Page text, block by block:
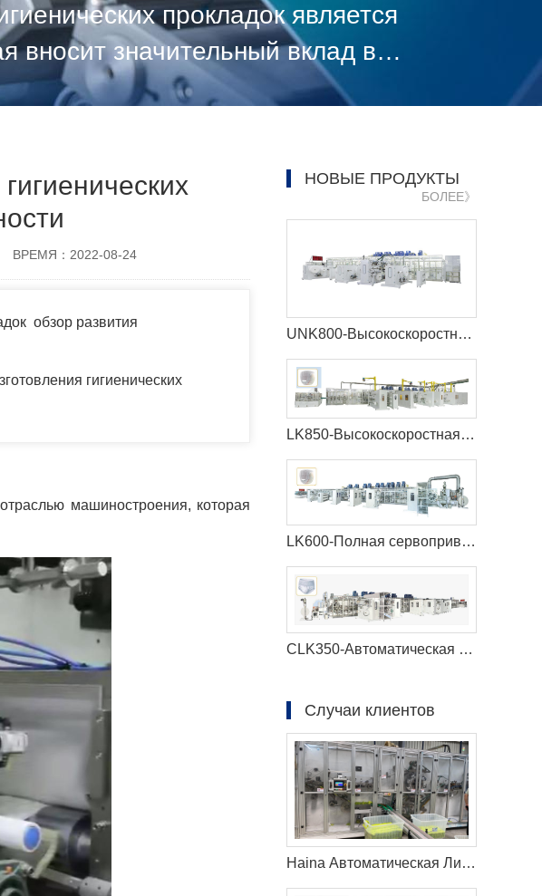
прокладок является
вносит значительный вклад в
ВРЕМЯ：2022-08-24
обзор развития
гигиенических
машиностроения, которая
НОВЫЕ ПРОДУКТЫ
БОЛЕЕ》
UNK800-Высокоскоростная машина для детских подгузников
LK850-Высокоскоростная машина для производства детских подгузников
LK600-Полная сервоприводная машина для производства детских подгузников
CLK350-Автоматическая машина для производства менструальных трусов с полным сервоприводом
Случаи клиентов
Haina Автоматическая Линия по гигиеническим салфеткам в Россия